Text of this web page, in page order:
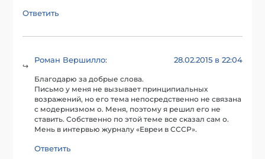
Ответить
Роман Вершилло: 28.02.2015 в 22:04
Благодарю за добрые слова.
Письмо у меня не вызывает принципиальных
возражений, но его тема непосредственно не связана
с модернизмом о. Меня, поэтому я решил его не
ставить. Собственно по этой теме все сказал сам о.
Мень в интервью журналу «Евреи в СССР».
Ответить